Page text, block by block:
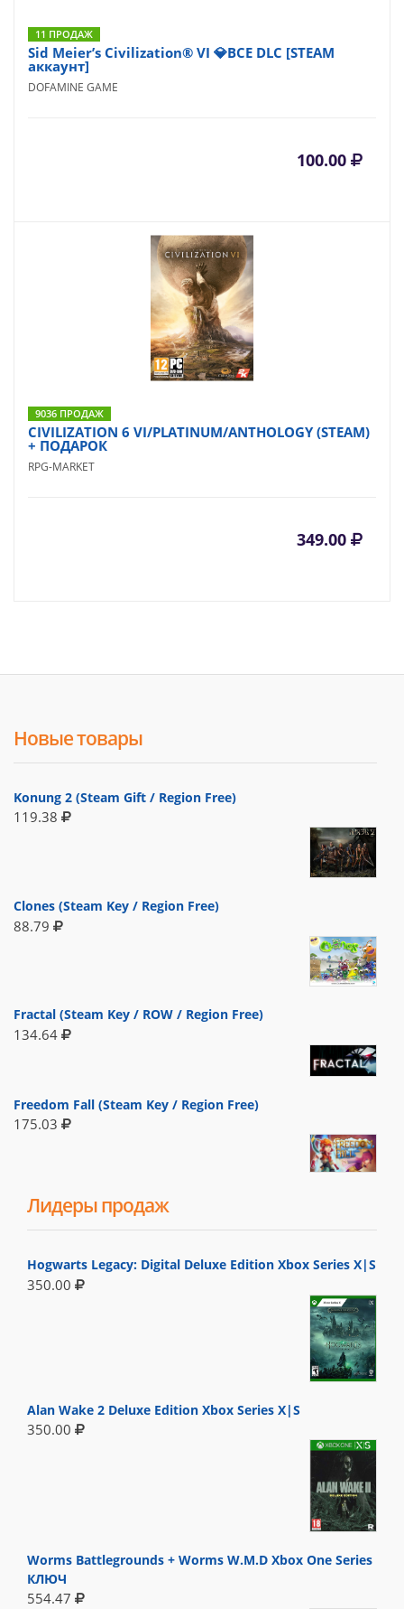
11 ПРОДАЖ
Sid Meier’s Civilization® VI 💎ВСЕ DLC [STEAM
аккаунт]
DOFAMINE GAME
100.00
9036 ПРОДАЖ
CIVILIZATION 6 VI/PLATINUM/ANTHOLOGY (STEAM)
+ ПОДАРОК
RPG-MARKET
349.00
Новые товары
Konung 2 (Steam Gift / Region Free)
119.38
Clones (Steam Key / Region Free)
88.79
Fractal (Steam Key / ROW / Region Free)
134.64
Freedom Fall (Steam Key / Region Free)
175.03
Лидеры продаж
Hogwarts Legacy: Digital Deluxe Edition Xbox Series X|S
350.00
Alan Wake 2 Deluxe Edition Xbox Series X|S
350.00
Worms Battlegrounds + Worms W.M.D Xbox One Series
КЛЮЧ
554.47